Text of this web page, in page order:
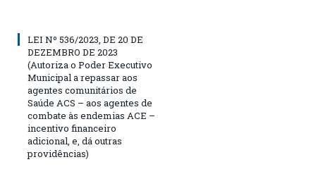
LEI Nº 536/2023, DE 20 DE
DEZEMBRO DE 2023
(Autoriza o Poder Executivo
Municipal a repassar aos
agentes comunitários de
Saúde ACS – aos agentes de
combate às endemias ACE –
incentivo financeiro
adicional, e, dá outras
providências)